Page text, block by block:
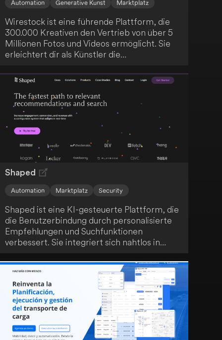
Automation Generative Kunst Marktplatz
Wirestock ist eine führende Plattform, die
300.000 Kreativen den Vertrieb von über 5
Millionen Fotos und Videos ermöglicht. Sie
erleichtert dir als Künstler die
diese mit großen Marktplätzen und Marken
verbindet und manuelle Aufgaben reduziert.
Zusätzlich bietet Wirestock einen
leistungsfähigen KI-Generator, der das
Erstellen und Monetarisieren von KI-Inhalten
in wenigen Schritten ermöglicht.
Shaped
Automation Marktplatz Security
Shaped ist eine KI-gesteuerte Plattform, die
die Benutzerbindung durch personalisierte
Empfehlungen und Suchfunktionen
verbessert. Sie integriert sich nahtlos in
fortschrittliche Modelle, um in Echtzeit auf
dein Benutzerverhalten zu reagieren. Die
skalierbare und sichere Infrastruktur von
Shaped gewährleistet die Einhaltung von
GDPR- und SOC2-Standards.